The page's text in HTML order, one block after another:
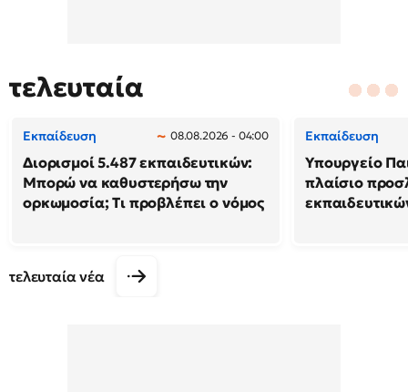
τελευταία
Εκπαίδευση 08.08.2026 - 04:00
Διορισμοί 5.487 εκπαιδευτικών:
Μπορώ να καθυστερήσω την
ορκωμοσία; Τι προβλέπει ο νόμος
Εκπαίδευση
Υπουργείο
πλαίσιο
τελευταία νέα